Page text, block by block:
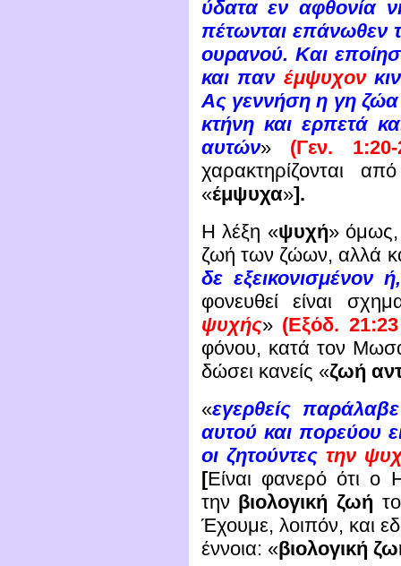
ύδατα εν αφθονία
πέτωνται επάνωθεν
ουρανού. Και
και παν έμψυχον
Ας γεννήση η γη
κτήνη και ερπετά
αυτών» (Γεν.
χαρακτηρίζονται
«έμψυχα»].
Η λέξη «ψυχή» όμως,
ζωή των ζώων, αλλά
δε εξεικονισμένον
φονευθεί είναι
ψυχής» (Εξόδ.
φόνου, κατά τον
δώσει κανείς «ζωή
«εγερθείς
αυτού και πορεύου
οι ζητούντες την
[Είναι φανερό ότι ο
την βιολογική ζωή
Έχουμε, λοιπόν, και
έννοια: «βιολογική